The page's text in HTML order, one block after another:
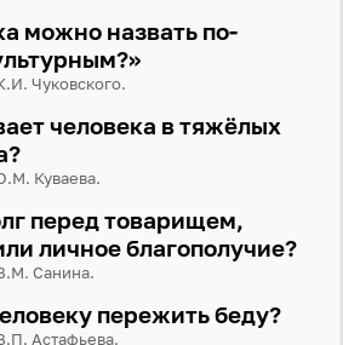
можно назвать по-
Чуковского.
человека в тяжёлых
Куваева.
перед товарищем,
личное благополучие?
Санина.
пережить беду?
Астафьева.